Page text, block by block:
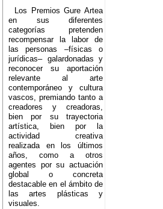
Los Premios Gure Artea
en sus diferentes
categorías pretenden
recompensar la labor de
las personas –físicas o
jurídicas– galardonadas y
reconocer su aportación
relevante al arte
contemporáneo y cultura
vascos, premiando tanto a
creadores y creadoras,
bien por su trayectoria
artística, bien por la
actividad creativa
realizada en los últimos
años, como a otros
agentes por su actuación
global o concreta
destacable en el ámbito de
las artes plásticas y
visuales.